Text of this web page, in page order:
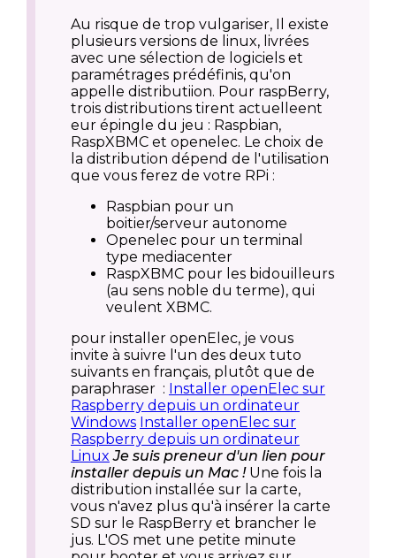
Au risque de trop vulgariser, Il existe
plusieurs versions de linux, livrées
avec une sélection de logiciels et
paramétrages prédéfinis, qu'on
appelle distributiion. Pour raspBerry,
trois distributions tirent actuelleent
eur épingle du jeu : Raspbian,
RaspXBMC et openelec. Le choix de
la distribution dépend de l'utilisation
que vous ferez de votre RPi :
Raspbian pour un
boitier/serveur autonome
Openelec pour un terminal
type mediacenter
RaspXBMC pour les bidouilleurs
(au sens noble du terme), qui
veulent XBMC.
pour installer openElec, je vous
invite à suivre l'un des deux tuto
suivants en français, plutôt que de
paraphraser : Installer openElec sur
Raspberry depuis un ordinateur
Windows Installer openElec sur
Raspberry depuis un ordinateur
Linux Je suis preneur d'un lien pour
installer depuis un Mac ! Une fois la
distribution installée sur la carte,
vous n'avez plus qu'à insérer la carte
SD sur le RaspBerry et brancher le
jus. L'OS met une petite minute